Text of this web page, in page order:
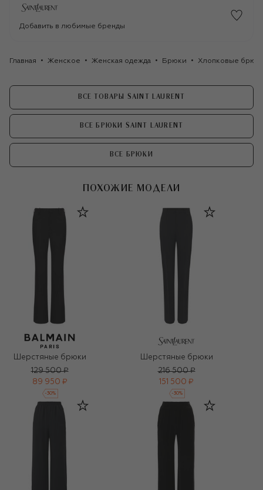
Добавить в любимые бренды
Главная Женское Женская одежда Брюки Хлопковые
ВСЕ ТОВАРЫ SAINT LAURENT
ВСЕ БРЮКИ SAINT LAURENT
ВСЕ БРЮКИ
ПОХОЖИЕ МОДЕЛИ
Шерстяные брюки
129 500 ₽
89 950 ₽
-30%
Шерстяные брюки
216 500 ₽
151 500 ₽
-30%